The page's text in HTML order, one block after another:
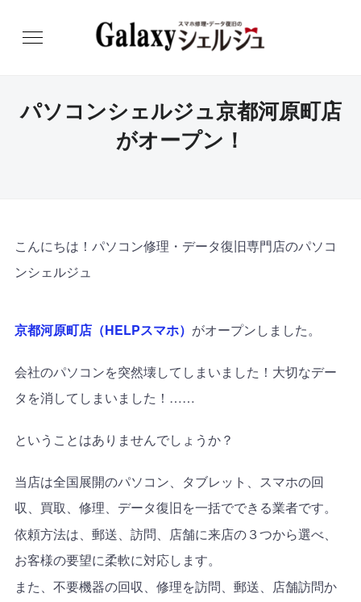
パソコンシェルジュ京都河原町店
がオープン！
こんにちは！パソコン修理・データ復旧専門店のパソコ
ンシェルジュ
京都河原町店（HELPスマホ） がオープンしました。
会社のパソコンを突然壊してしまいました！大切なデー
タを消してしまいました！ ……
ということはありませんでしょうか？
当店は全国展開のパソコン、タブレット、スマホの回
収、買取、修理、データ復旧を一括でできる業者です。
依頼方法は、郵送、訪問、店舗に来店の３つから選べ、
お客様の要望に柔軟に対応します。
また、不要機器の回収、修理を訪問、郵送、店舗訪問か